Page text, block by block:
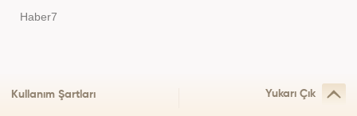
Haber7
Kullanım Şartları Yukarı Çık